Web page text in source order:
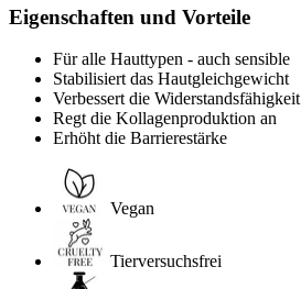
Eigenschaften und Vorteile
Für alle Hauttypen - auch sensible
Stabilisiert das Hautgleichgewicht
Verbessert die Widerstandsfähigkeit
Regt die Kollagenproduktion an
Erhöht die Barrierestärke
Vegan
Tierversuchsfrei